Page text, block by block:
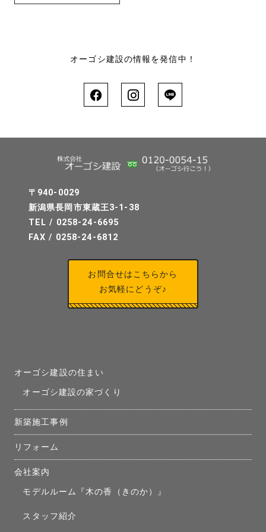
オーゴシ建設の情報を発信中！
〒940-0029
新潟県長岡市東蔵王3-1-38
TEL / 0258-24-6695
FAX / 0258-24-6812
お問合せはこちらから
お気軽にどうぞ♪
オーゴシ建設の住まい
オーゴシ建設の家づくり
新築施工事例
リフォーム
会社案内
モデルルーム『木の香（きのか）』
スタッフ紹介